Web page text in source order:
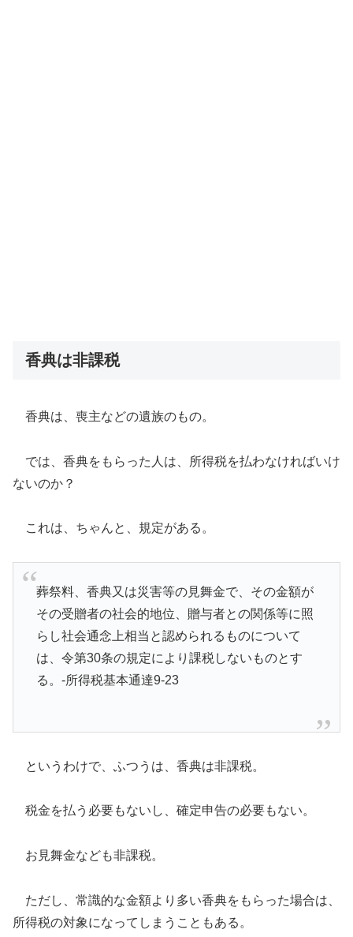
香典は非課税
香典は、喪主などの遺族のもの。
では、香典をもらった人は、所得税を払わなければいけ
ないのか？
これは、ちゃんと、規定がある。
葬祭料、香典又は災害等の見舞金で、その金額が
その受贈者の社会的地位、贈与者との関係等に照
らし社会通念上相当と認められるものについて
は、令第30条の規定により課税しないものとす
る。-所得税基本通達9-23
というわけで、ふつうは、香典は非課税。
税金を払う必要もないし、確定申告の必要もない。
お見舞金なども非課税。
ただし、常識的な金額より多い香典をもらった場合は、
所得税の対象になってしまうこともある。